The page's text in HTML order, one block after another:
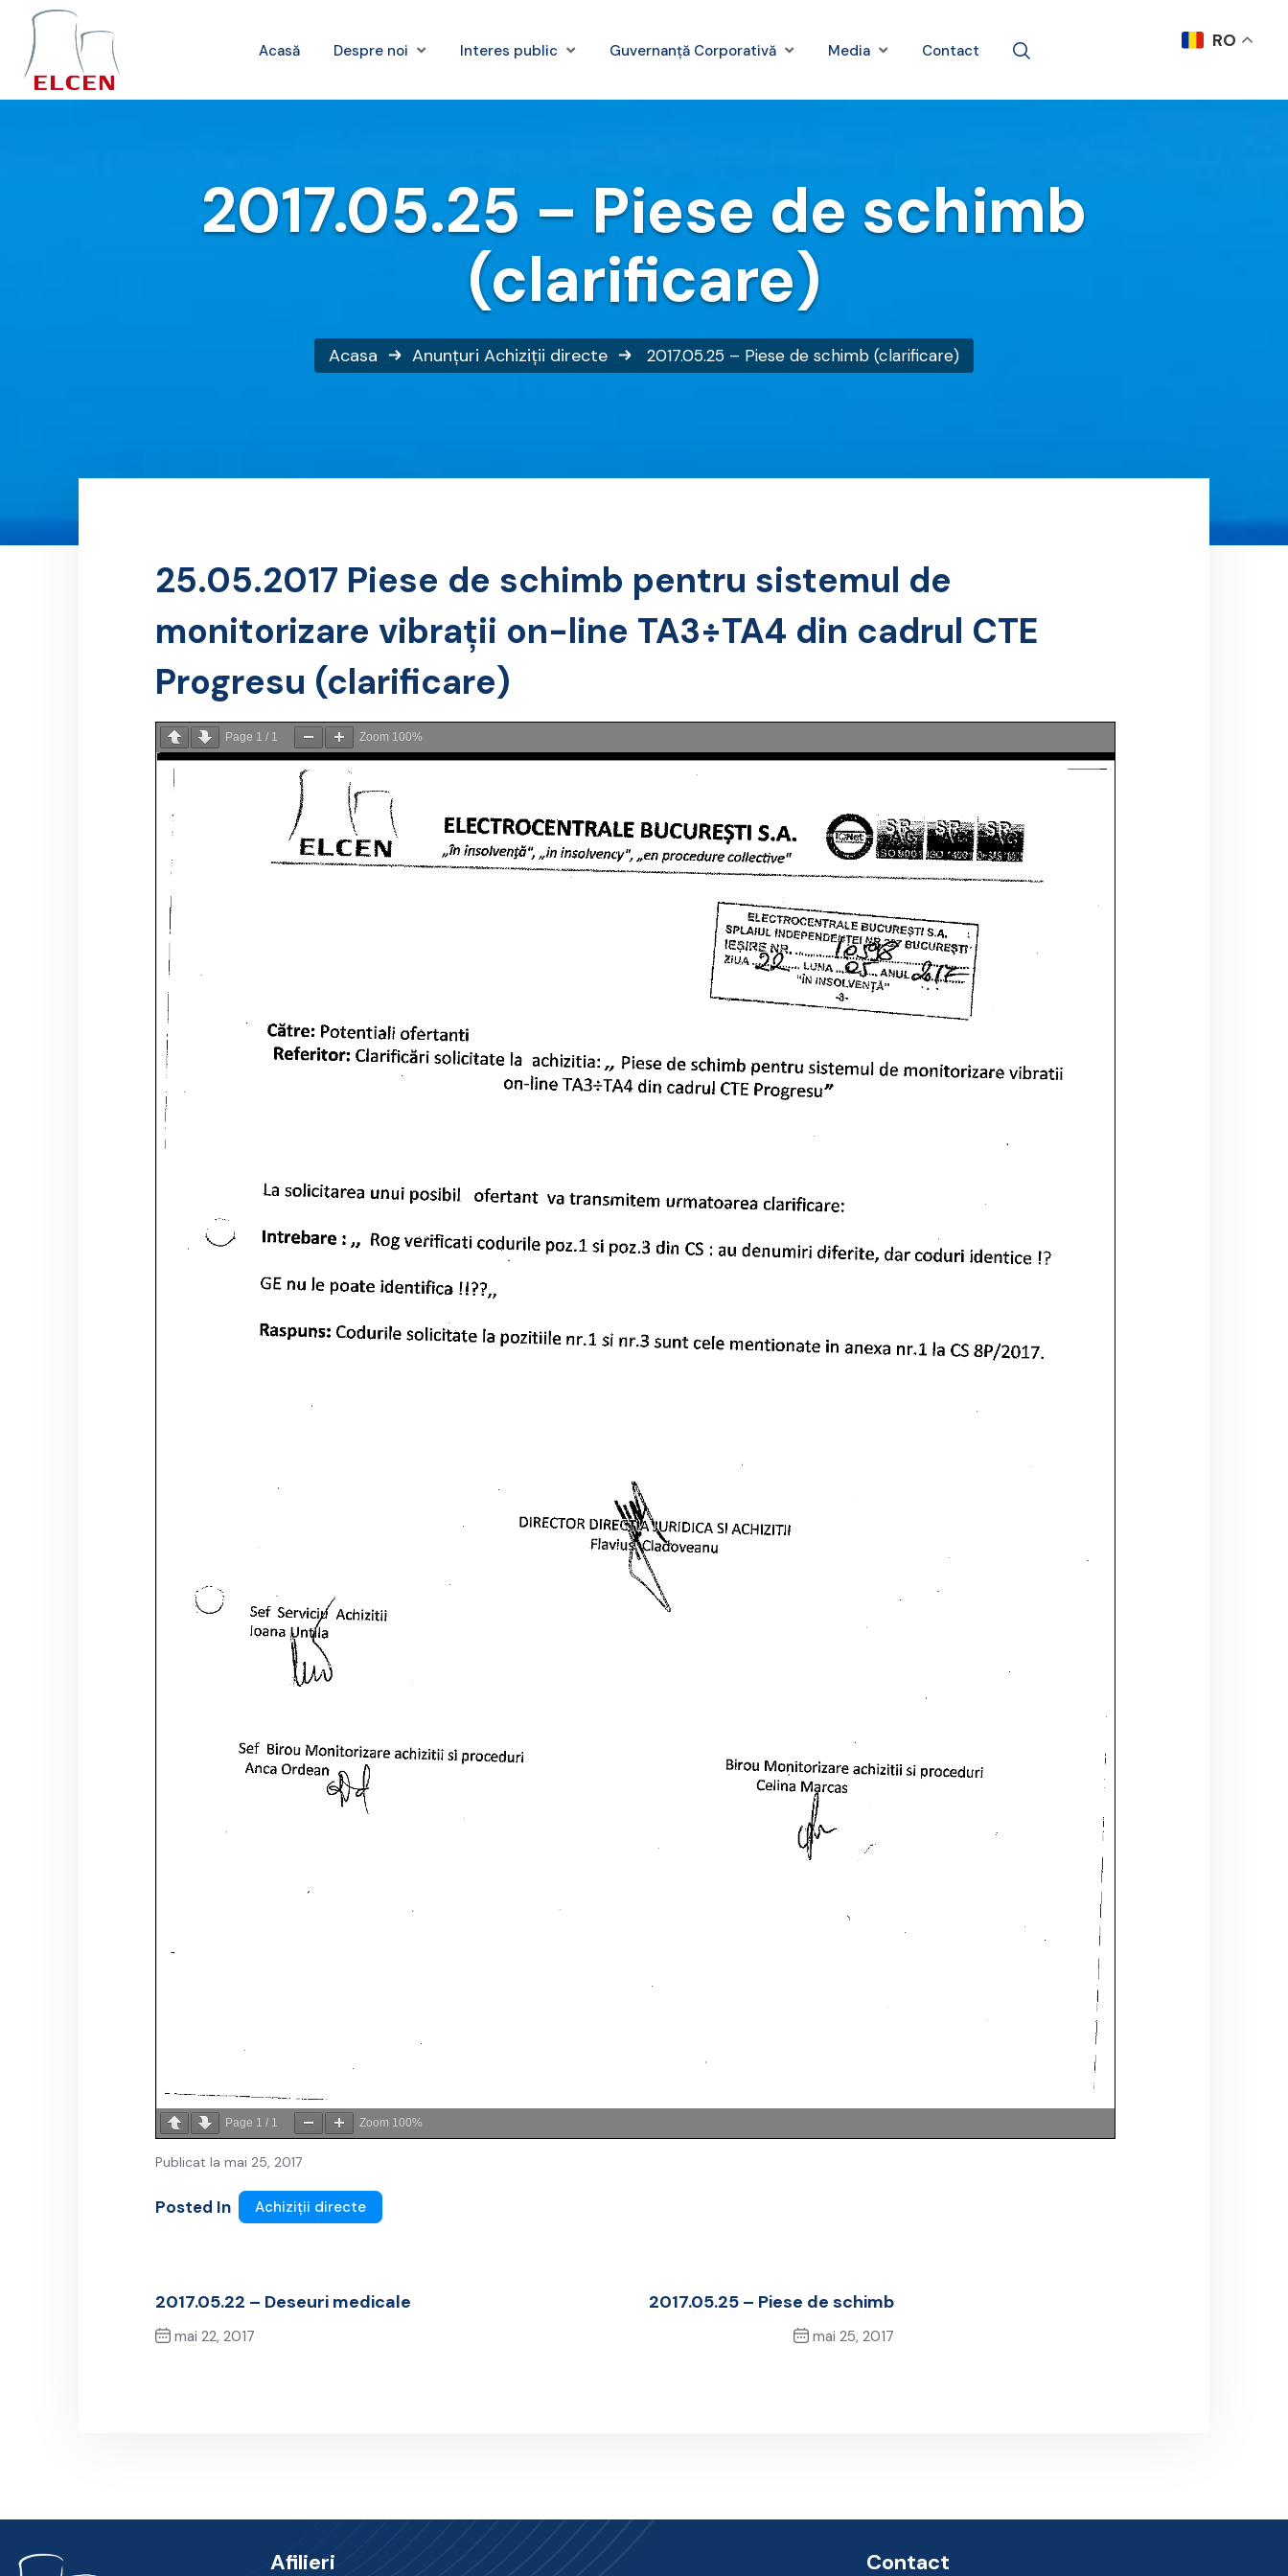
Acasă Despre noi Interes public Guvernanță Corporativă Media Contact
2017.05.25 – Piese de schimb
(clarificare)
Acasa Anunțuri Achiziții directe 2017.05.25 – Piese de schimb (clarificare)
25.05.2017 Piese de schimb pentru sistemul de
monitorizare vibrații on-line TA3÷TA4 din cadrul CTE
Progresu (clarificare)
Page 1 / 1 Zoom 100%
Page 1 / 1 Zoom 100%
Publicat la mai 25, 2017
Posted In Achiziții directe
2017.05.22 – Deseuri medicale
mai 22, 2017
2017.05.25 – Piese de schimb
mai 25, 2017
Afilieri Contact
RO